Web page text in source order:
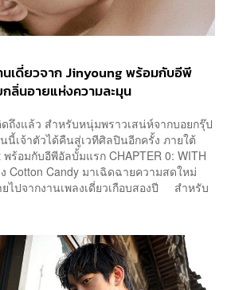
เดี่ยวจาก Jinyoung พร้อมกับอีพี
ลิ่นอายแห่งความละมุน
ถึงแล้ว สำหรับหนุ่มพราวเสน่ห์จากบอยกรุ๊ป
นี้เจ้าตัวได้คืนสู่เวทีศิลปินอีกครั้ง ภายใต้
พร้อมกับอีพีอัลบั้มแรก CHAPTER 0: WITH
Cotton Candy มาเฉิดฉายความสดใหม่
ไปจากงานเพลงเดี่ยวเกือบสองปี สำหรับ